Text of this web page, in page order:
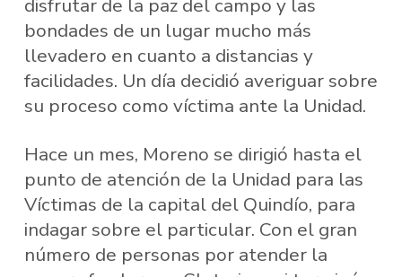
disfrutar de la paz del campo y las
bondades de un lugar mucho más
llevadero en cuanto a distancias y
facilidades. Un día decidió averiguar sobre
su proceso como víctima ante la Unidad.
Hace un mes, Moreno se dirigió hasta el
punto de atención de la Unidad para las
Víctimas de la capital del Quindío, para
indagar sobre el particular. Con el gran
número de personas por atender la